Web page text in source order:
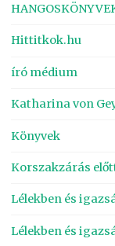
Hittitkok.hu
író médium
Katharina von
Könyvek
Korszakzárás
Lélekben és
Lélekben és